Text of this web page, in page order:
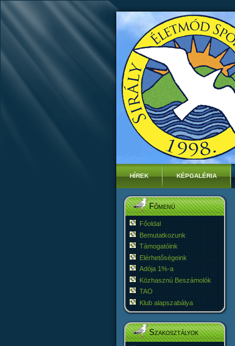
HÍREK KÉPGALÉRIA
Főmenü
Főoldal
Bemutatkozunk
Támogatóink
Elérhetőségeink
Adója 1%-a
Közhasznú Beszámolók
TAO
Klub alapszabálya
Szakosztályok